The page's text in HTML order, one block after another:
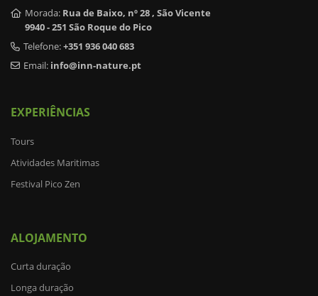
Morada: Rua de Baixo, nº 28 , São Vicente
9940 - 251 São Roque do Pico
Telefone:+351 936 040 683
Email: info@inn-nature.pt
EXPERIÊNCIAS
Tours
Atividades Maritimas
Festival Pico Zen
ALOJAMENTO
Curta duração
Longa duração